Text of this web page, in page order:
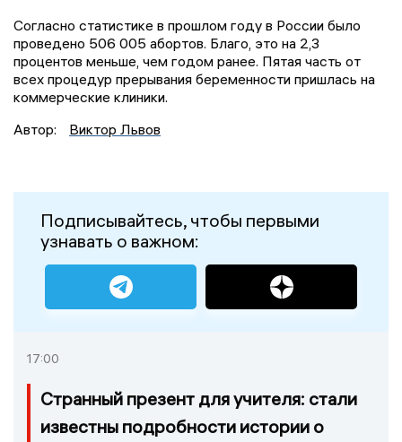
Согласно статистике в прошлом году в России было
проведено 506 005 абортов. Благо, это на 2,3
процентов меньше, чем годом ранее. Пятая часть от
всех процедур прерывания беременности пришлась на
коммерческие клиники.
Автор:
Виктор Львов
Подписывайтесь, чтобы первыми
узнавать о важном:
17:00
Странный презент для учителя: стали
известны подробности истории о